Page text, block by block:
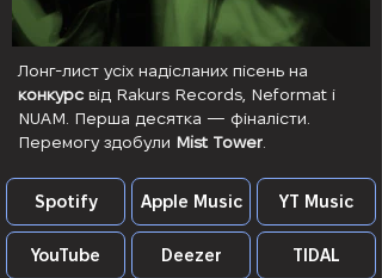
Лонг-лист усіх надісланих пісень на
конкурс від Rakurs Records, Neformat і
NUAM. Перша десятка — фіналісти.
Перемогу здобули Mist Tower
Spotify Apple Music YT Music
YouTube Deezer TIDAL